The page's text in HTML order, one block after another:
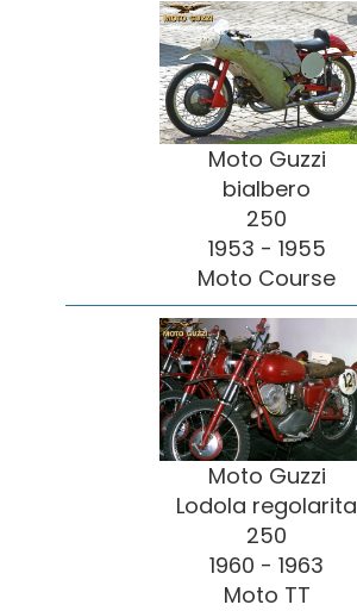
Moto Guzzi
bialbero
250
1953 - 1955
Moto Course
Moto Guzzi
Lodola regolarita
250
1960 - 1963
Moto TT